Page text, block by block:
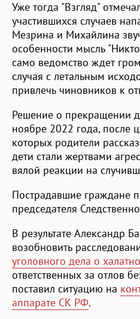
Уже тогда "Взгляд"
участившихся случаев
Мезрина и Михайлина
особенности мысль
само ведомство ждет
случая с летальным
привлечь чиновников к
Решение о прекращении
ноябре 2022 года, после
которых родители
дети стали жертвами
вялой реакции на
Пострадавшие граждане
председателя
В результате Александр
возобновить
уголовного дела о
ответственных за отлов
поставил ситуацию на
аппарате СК РФ.